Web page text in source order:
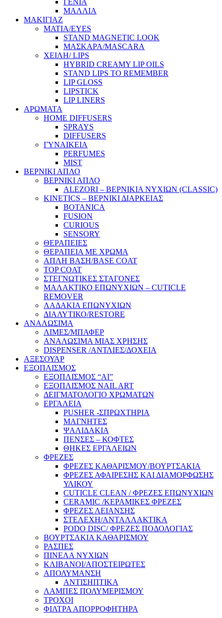
ΜΑΛΛΙΑ
ΜΑΚΙΓΙΑΖ
ΜΑΤΙΑ/EYES
STAND MAGNETIC LOOK
ΜΑΣΚΑΡΑ/MASCARA
ΧΕΙΛΗ/ LIPS
HYBRID CREAMY LIP OILS
STAND LIPS TO REMEMBER
LIP GLOSS
LIPSTICK
LIP LINERS
ΑΡΩΜΑΤΑ
HOME DIFFUSERS
SPRAYS
DIFFUSERS
ΓΥΝΑΙΚΕΙΑ
PERFUMES
MIST
ΒΕΡΝΙΚΙ ΑΠΛΟ
ΒΕΡΝΙΚΙ ΑΠΛΟ
ALEZORI – ΒΕΡΝΙΚΙΑ ΝΥΧΙΩΝ (CLASSIC)
KINETICS – ΒΕΡΝΙΚΙ ΔΙΑΡΚΕΙΑΣ
BOTANICA
FUSION
CURIOUS
SENSORY
ΘΕΡΑΠΕΙΕΣ
ΘΕΡΑΠΕΙΑ ΜΕ ΧΡΩΜΑ
ΑΠΛΗ ΒΑΣΗ/BASE COAT
TOP COAT
ΣΤΕΓΝΩΤΙΚΕΣ ΣΤΑΓΟΝΕΣ
ΜΑΛΑΚΤΙΚΟ ΕΠΩΝΥΧΙΩΝ – CUTICLE
REMOVER
ΛΑΔΑΚΙΑ ΕΠΩΝΥΧΙΩΝ
ΔΙΑΛΥΤΙΚΟ/RESTORE
ΑΝΑΛΩΣΙΜΑ
ΛΙΜΕΣ/ΜΠΑΦΕΡ
ΑΝΑΛΩΣΙΜΑ ΜΙΑΣ ΧΡΗΣΗΣ
DISPENSER /ΑΝΤΛΙΕΣ/ΔΟΧΕΙΑ
ΑΞΕΣΟΥΑΡ
ΕΞΟΠΛΙΣΜΟΣ
ΕΞΟΠΛΙΣΜΟΣ “AI”
ΕΞΟΠΛΙΣΜΟΣ NAIL ART
ΔΕΙΓΜΑΤΟΛΟΓΙΟ ΧΡΩΜΑΤΩΝ
ΕΡΓΑΛΕΙΑ
PUSHER -ΣΠΡΩΧΤΗΡΙΑ
ΜΑΓΝΗΤΕΣ
ΨΑΛΙΔΑΚΙΑ
ΠΕΝΣΕΣ – ΚΟΦΤΕΣ
ΘΗΚΕΣ ΕΡΓΑΛΕΙΩΝ
ΦΡΕΖΕΣ
ΦΡΕΖΕΣ ΚΑΘΑΡΙΣΜΟΥ/ΒΟΥΡΤΣΑΚΙΑ
ΦΡΕΖΕΣ ΑΦΑΙΡΕΣΗΣ ΚΑΙ ΔΙΑΜΟΡΦΩΣΗΣ
ΥΛΙΚΟΥ
CUTICLE CLEAN / ΦΡΕΖΕΣ ΕΠΩΝΥΧΙΩΝ
CERAMIC /ΚΕΡΑΜΙΚΕΣ ΦΡΕΖΕΣ
ΦΡΕΖΕΣ ΛΕΙΑΝΣΗΣ
ΣΤΕΛΕΧΗ/ΑΝΤΑΛΛΑΚΤΙΚΑ
PODO DISC/ ΦΡΕΖΕΣ ΠΟΔΟΛΟΓΙΑΣ
ΒΟΥΡΤΣΑΚΙΑ ΚΑΘΑΡΙΣΜΟΥ
ΡΑΣΠΕΣ
ΠΙΝΕΛΑ ΝΥΧΙΩΝ
ΚΛΙΒΑΝΟΙ/ΑΠΟΣΤΕΙΡΩΤΕΣ
ΑΠΟΛΥΜΑΝΣΗ
ΑΝΤΙΣΗΠΤΙΚΑ
ΛΑΜΠΕΣ ΠΟΛΥΜΕΡΙΣΜΟΥ
ΤΡΟΧΟΙ
ΦΙΛΤΡΑ ΑΠΟΡΡΟΦΗΤΗΡΑ